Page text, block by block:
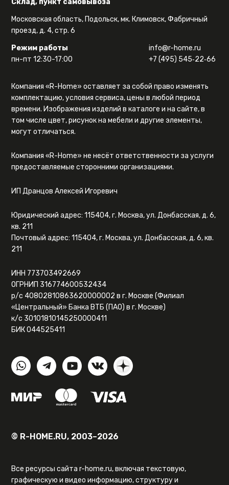
Московская область, Подольск, мк. Климовск, Фабричный
проезд, д. 4, стр. 6
Режим работы
пн-пт 12:30-17:00
info@r-home.ru
+7 (495) 545‑22‑66
Компания «R-Home» оставляет за собой право изменять
комплектацию, условия сервиса, цены в любой период
времени. Изображения изделий в каталоге и на сайте, в
том числе цвет, рисунок на мебели и другие элементы,
могут отличаться.
Компания «R-Home» не несёт ответственности за услуги
предоставляемые сторонними организациями.
ИП Дранцов Алексей Игоревич
Юридический адрес: 115404, г. Москва, ул. Донбасская, д. 6,
кв. 211
Почтовый адрес: 115404, г. Москва, ул. Донбасская, д. 6, кв.
211
ИНН 773703492669
ОГРНИП 316774600532434
р/с 40802810863620000002 в г. Москве (Филиал
«Центральный» Банка ВТБ (ПАО) в г. Москве)
к/с 30101810145250000411
БИК 044525411
© R-HOME.RU, 2003–2026
Все ресурсы сайта r-home.ru, включая текстовую,
графическую и видео информацию, структуру и